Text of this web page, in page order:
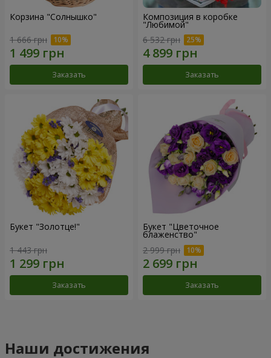
Корзина "Солнышко"
1 666 грн
Заказать
Композиция в коробке
"Любимой"
6 532 грн
Заказать
Букет "Золотце!"
1 443 грн
Заказать
Букет "Цветочное
блаженство"
2 999 грн
Заказать
Наши достижения